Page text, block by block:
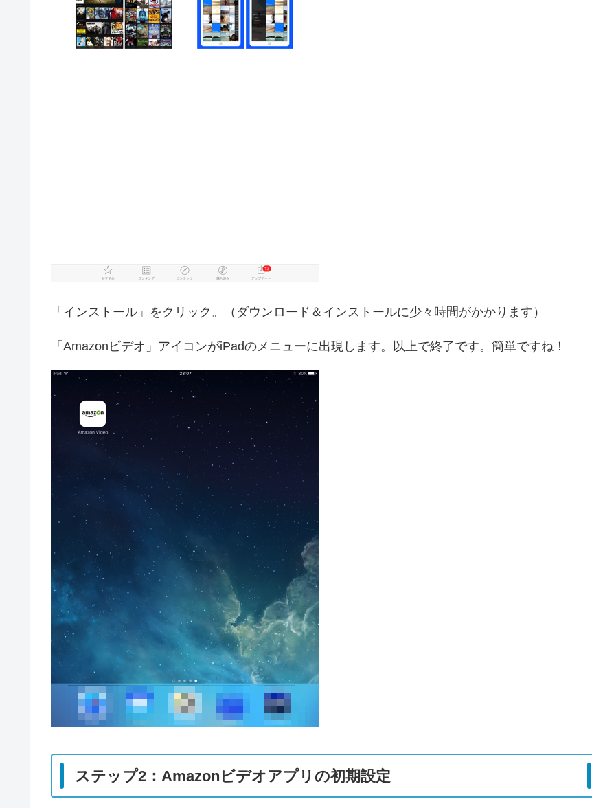
「インストール」をクリック。（ダウンロード＆インストールに少々時間がかかります）
「Amazonビデオ」アイコンがiPadのメニューに出現します。以上で終了です。簡単ですね！
ステップ2：Amazonビデオアプリの初期設定